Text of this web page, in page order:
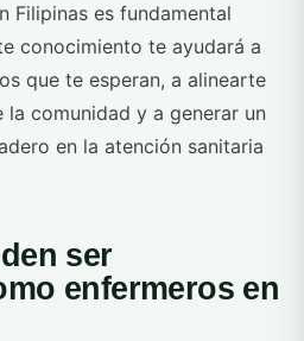
Filipinas es fundamental
conocimiento te ayudará a
que te esperan, a alinearte
la comunidad y a generar un
en la atención sanitaria
ser
enfermeros en